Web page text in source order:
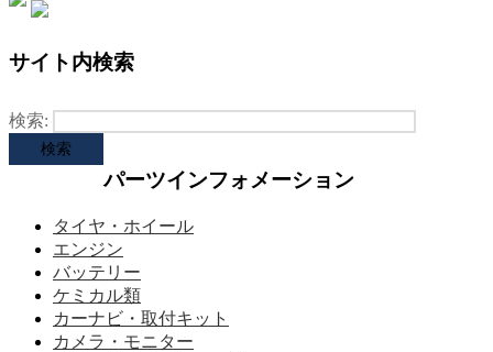
サイト内検索
検索:
パーツインフォメーション
タイヤ・ホイール
エンジン
バッテリー
ケミカル類
カーナビ・取付キット
カメラ・モニター